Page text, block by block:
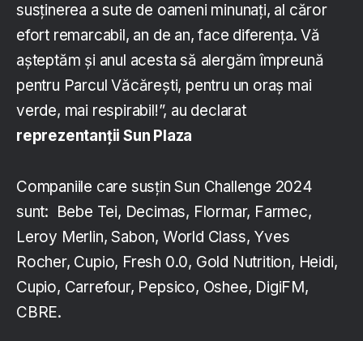
susținerea a sute de oameni minunați, al căror
efort remarcabil, an de an, face diferența. Vă
aşteptăm şi anul acesta să alergăm împreună
pentru Parcul Văcărești, pentru un oraș mai
verde, mai respirabil!”, au declarat
reprezentanţii Sun Plaza
Companiile care susțin Sun Challenge 2024
sunt: Bebe Tei, Decimas, Flormar, Farmec,
Leroy Merlin, Sabon, World Class, Yves
Rocher, Cupio, Fresh 0.0, Gold Nutrition, Heidi,
Cupio, Carrefour, Pepsico, Oshee, DigiFM,
CBRE.